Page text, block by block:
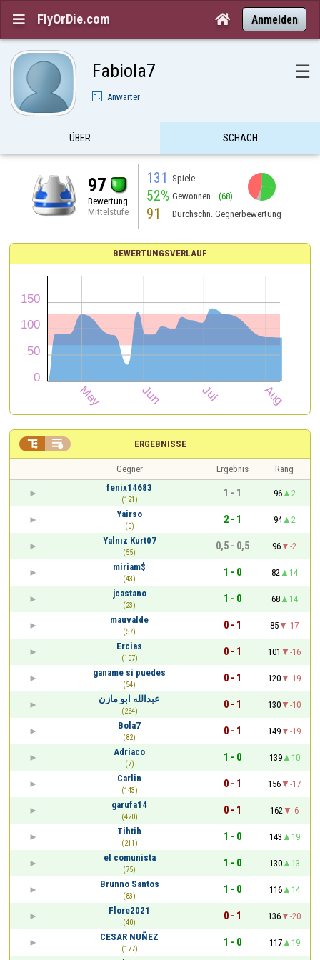
 FlyOrDie.com  Anmelden
Fabiola7 ☰
Anwärter
ÜBER SCHACH
97
Bewertung
Mittelstufe
131 Spiele
52% Gewonnen (68)
91 Durchschn. Gegnerbewertung
BEWERTUNGSVERLAUF
ERGEBNISSE
 
Gegner Ergebnis
Rang
fenix14683
(121)
1 - 1 96
2
Yairso
(0)
2 - 1 94
2
Yalnız Kurt07
(55)
0,5 - 0,5 96
-2
miriam$
(43)
1 - 0 82
14
jcastano
(23)
1 - 0 68
14
mauvalde
(57)
0 - 1 85
-17
Ercias
(107)
0 - 1 101
-16
ganame si puedes
(54)
0 - 1 120
-19
عبدالله ابو مازن
(264)
0 - 1 130
-10
Bola7
(82)
0 - 1 149
-19
Adriaco
(7)
1 - 0 139
10
Carlin
(143)
0 - 1 156
-17
garufa14
(420)
0 - 1 162
-6
Tihtih
(211)
1 - 0 143
19
el comunista
(75)
1 - 0 130
13
Brunno Santos
(83)
1 - 0 116
14
Flore2021
(40)
0 - 1 136
-20
CESAR NUÑEZ
(177)
1 - 0 117
19